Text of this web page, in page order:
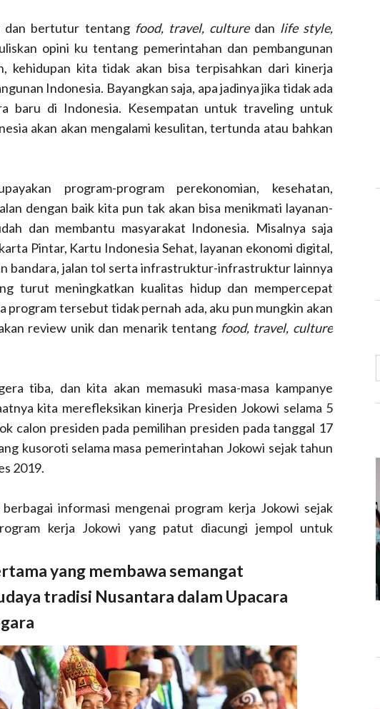
dan bertutur tentang food, travel, culture dan life style,
opini ku tentang pemerintahan dan pembangunan
kehidupan kita tidak akan bisa terpisahkan dari kinerja
Indonesia. Bayangkan saja, apa jadinya jika tidak ada
baru di Indonesia. Kesempatan untuk traveling untuk
akan akan mengalami kesulitan, tertunda atau bahkan
program-program perekonomian, kesehatan,
dengan baik kita pun tak akan bisa menikmati layanan-
dan membantu masyarakat Indonesia. Misalnya saja
Pintar, Kartu Indonesia Sehat, layanan ekonomi digital,
bandara, jalan tol serta infrastruktur-infrastruktur lainnya
turut meningkatkan kualitas hidup dan mempercepat
program tersebut tidak pernah ada, aku pun mungkin akan
review unik dan menarik tentang food, travel, culture
tiba, dan kita akan memasuki masa-masa kampanye
kita merefleksikan kinerja Presiden Jokowi selama 5
calon presiden pada pemilihan presiden pada tanggal 17
kusoroti selama masa pemerintahan Jokowi sejak tahun
2019.
informasi mengenai program kerja Jokowi sejak
kerja Jokowi yang patut diacungi jempol untuk
yang membawa semangat
tradisi Nusantara dalam Upacara